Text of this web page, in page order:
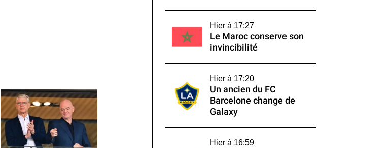
Hier à 17:27
Le Maroc conserve son
invincibilité
Hier à 17:20
Un ancien du FC
Barcelone change de
Galaxy
Hier à 16:59